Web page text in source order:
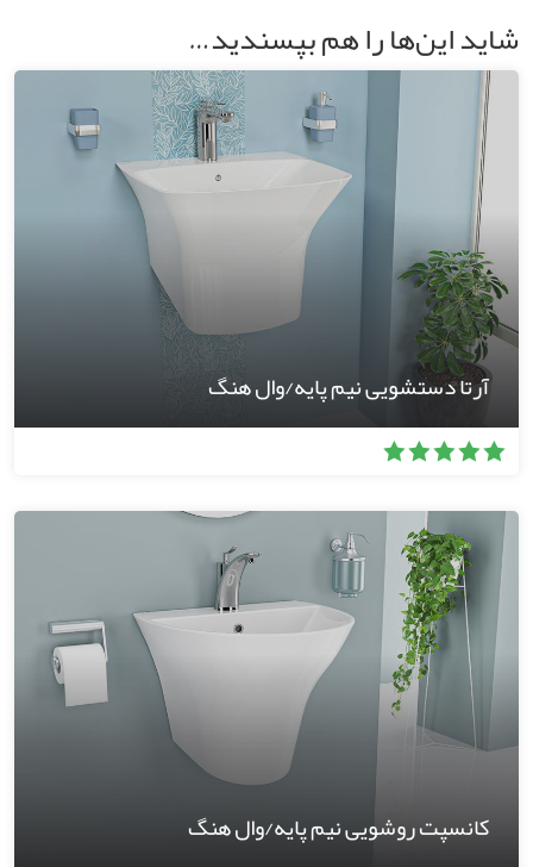
شاید این‌ها را هم بپسندید…
آرتا دستشویی نیم پایه/وال هنگ
کانسپت روشویی نیم پایه/وال هنگ